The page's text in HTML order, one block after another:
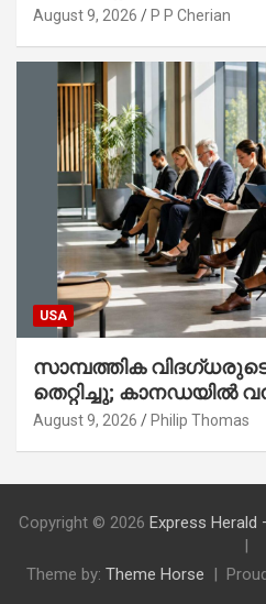
August 9, 2026 P P Cherian
USA
സാമ്പത്തിക
തെറ്റിച്ചു; കാനഡയിൽ
August 9, 2026 Philip Thomas
Copyright © 2026 Express Herald
Theme by: Theme Horse